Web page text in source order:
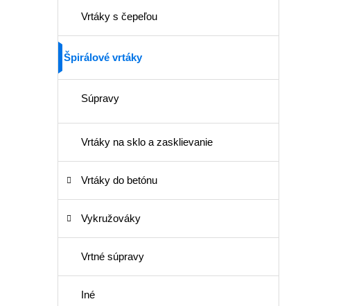
Vrtáky s čepeľou
Špirálové vrtáky
Súpravy
Vrtáky na sklo a zasklievanie
Vrtáky do betónu
Vykružováky
Vrtné súpravy
Iné